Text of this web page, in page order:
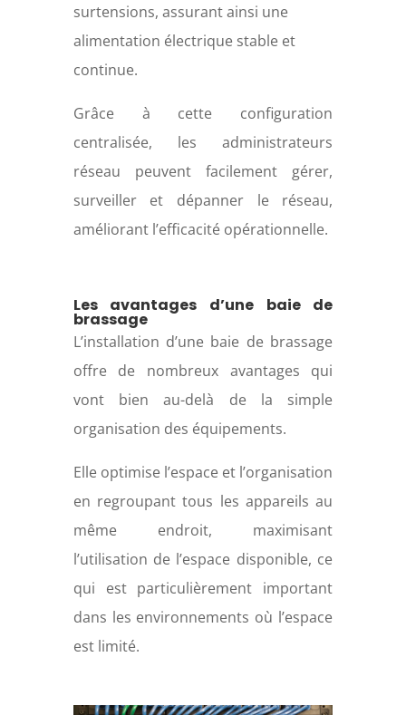
surtensions, assurant ainsi une
alimentation électrique stable et
continue.
Grâce à cette configuration
centralisée, les administrateurs
réseau peuvent facilement gérer,
surveiller et dépanner le réseau,
améliorant l’efficacité opérationnelle.
Les avantages d’une baie de
brassage
L’installation d’une baie de brassage
offre de nombreux avantages qui
vont bien au-delà de la simple
organisation des équipements.
Elle optimise l’espace et l’organisation
en regroupant tous les appareils au
même endroit, maximisant
l’utilisation de l’espace disponible, ce
qui est particulièrement important
dans les environnements où l’espace
est limité.